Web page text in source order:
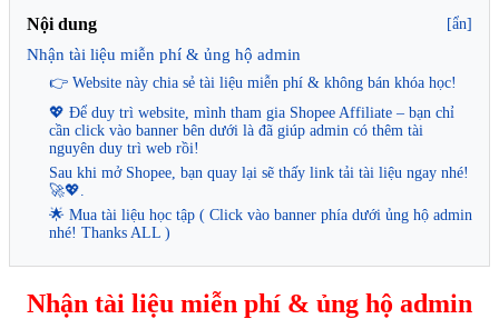
Nội dung [ẩn]
Nhận tài liệu miễn phí & ủng hộ admin
👉 Website này chia sẻ tài liệu miễn phí & không bán khóa học!
💖 Để duy trì website, mình tham gia Shopee Affiliate – bạn chỉ
cần click vào banner bên dưới là đã giúp admin có thêm tài
nguyên duy trì web rồi!
Sau khi mở Shopee, bạn quay lại sẽ thấy link tải tài liệu ngay nhé!
🚀💖.
🌟 Mua tài liệu học tập ( Click vào banner phía dưới ủng hộ admin
nhé! Thanks ALL )
Nhận tài liệu miễn phí & ủng hộ admin